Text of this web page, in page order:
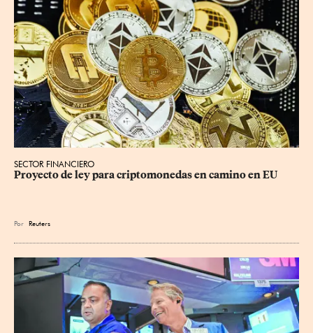
SECTOR FINANCIERO
Proyecto de ley para criptomonedas en camino en EU
Por Reuters